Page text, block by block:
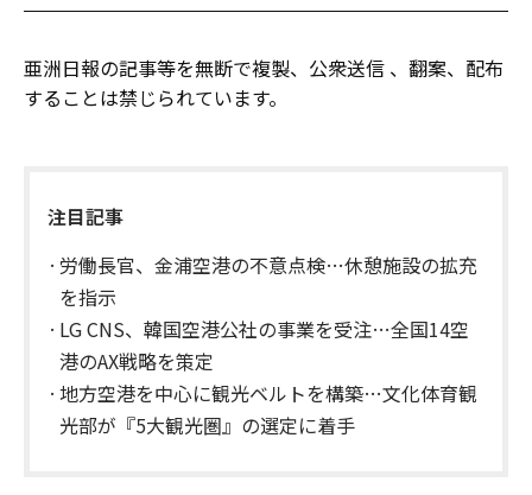
亜洲日報の記事等を無断で複製、公衆送信 、翻案、配布
することは禁じられています。
注目記事
労働長官、金浦空港の不意点検…休憩施設の拡充
を指示
LG CNS、韓国空港公社の事業を受注…全国14空
港のAX戦略を策定
地方空港を中心に観光ベルトを構築…文化体育観
光部が『5大観光圏』の選定に着手